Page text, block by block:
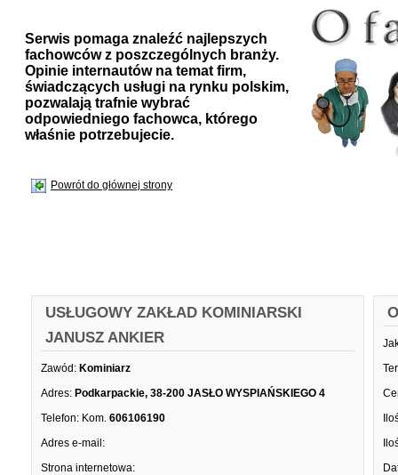
Serwis pomaga znaleźć najlepszych
fachowców z poszczególnych branży.
Opinie internautów na temat firm,
świadczących usługi na rynku polskim,
pozwalają trafnie wybrać
odpowiedniego fachowca, którego
właśnie potrzebujecie.
Powrót do głównej strony
USŁUGOWY ZAKŁAD KOMINIARSKI
JANUSZ ANKIER
Zawód: Kominiarz
Adres: Podkarpackie, 38-200 JASŁO WYSPIAŃSKIEGO 4
Telefon: Kom. 606106190
Adres e-mail:
Strona internetowa: